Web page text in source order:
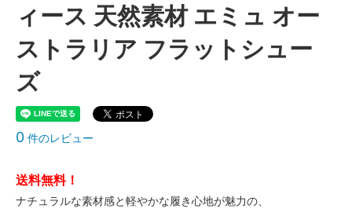
ィース 天然素材 エミュ オー
ストラリア フラットシュー
ズ
0 件のレビュー
送料無料！
ナチュラルな素材感と軽やかな履き心地が魅力の、